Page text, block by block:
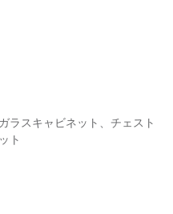
ラスキャビネット、チェスト
ト